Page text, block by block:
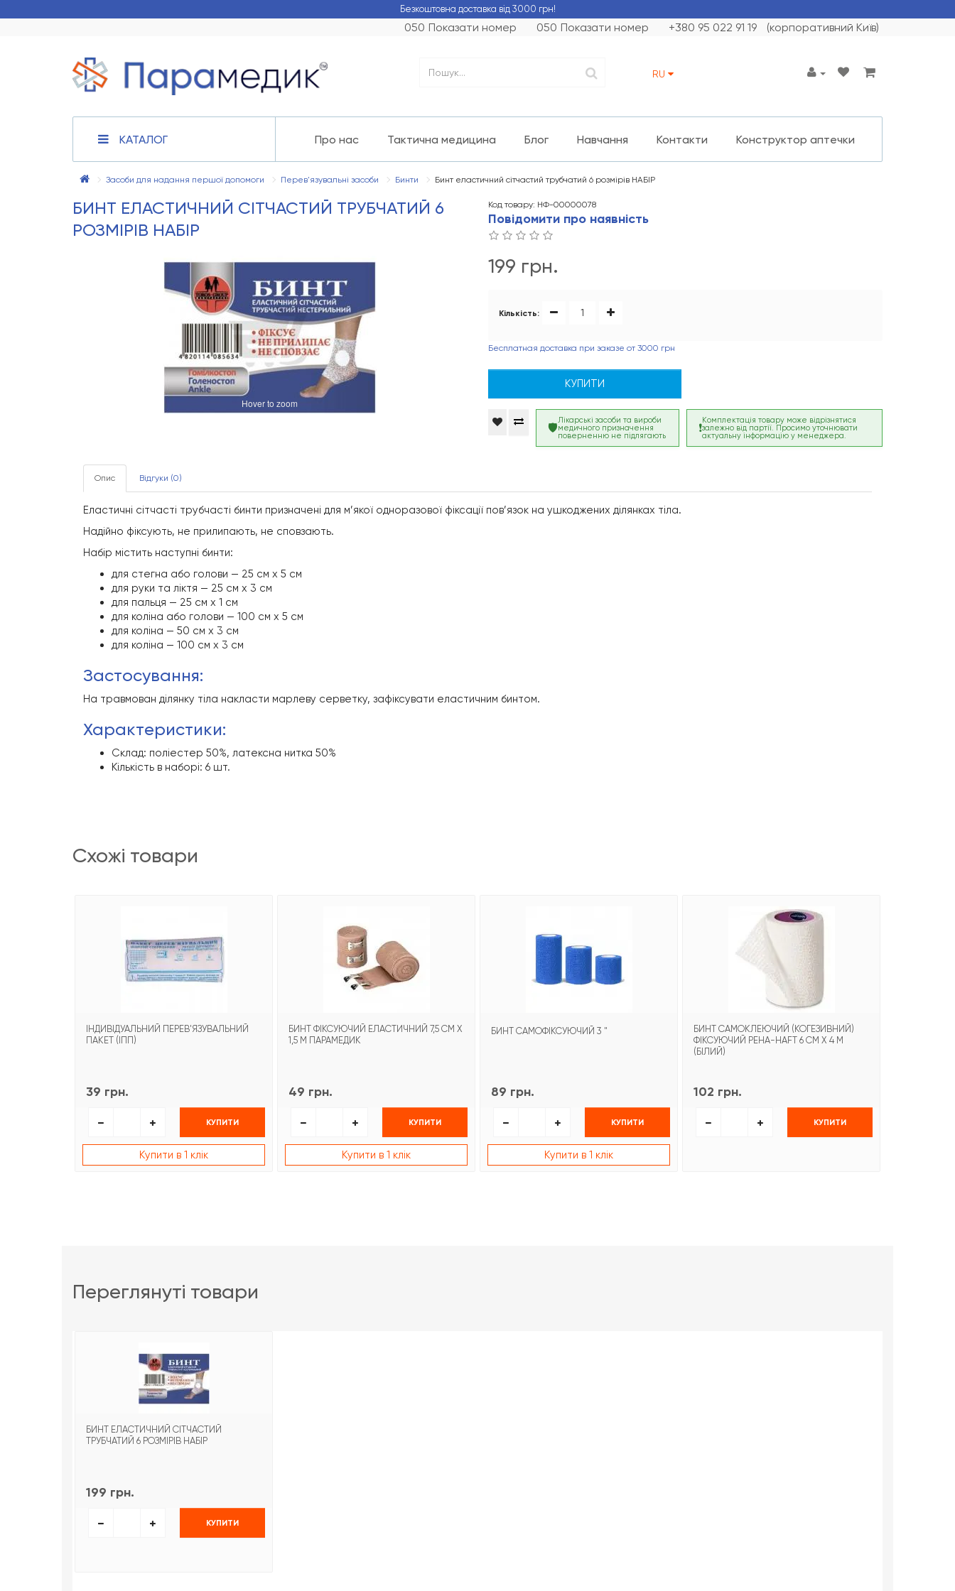
Безкоштовна доставка від 3000 грн!
050 Показати номер 050 Показати номер +380 95 022 91 19 (корпоративний Київ)
RU
КАТАЛОГ Про нас Тактична медицина Блог Навчання Контакти Конструктор аптечки
Засоби для надання першої допомоги Перев'язувальні засоби Бинти Бинт еластичний сітчастий трубчатий 6 розмірів НАБІР
БИНТ ЕЛАСТИЧНИЙ СІТЧАСТИЙ ТРУБЧАТИЙ 6
РОЗМІРІВ НАБІР
Hover to zoom
Код товару: НФ-00000078
Повідомити про наявність
199 грн.
Кількість:
Бесплатная доставка при заказе от 3000 грн
КУПИТИ
Лікарські засоби та вироби
медичного призначення
поверненню не підлягають
Комплектація товару може відрізнятися
залежно від партії. Просимо уточнювати
актуальну інформацію у менеджера.
Опис Відгуки (0)
Еластичні сітчасті трубчасті бинти призначені для м’якої одноразової фіксації пов’язок на ушкоджених ділянках тіла.
Надійно фіксують, не прилипають, не сповзають.
Набір містить наступні бинти:
для стегна або голови — 25 см х 5 см
для руки та ліктя — 25 см х 3 см
для пальця — 25 см х 1 см
для коліна або голови — 100 см х 5 см
для коліна — 50 см х 3 см
для коліна — 100 см х 3 см
застосування:
На травмован ділянку тіла накласти марлеву серветку, зафіксувати еластичним бинтом.
характеристики:
Склад: поліестер 50%, латексна нитка 50%
Кількість в наборі: 6 шт.
схожі товари
ІНДИВІДУАЛЬНИЙ ПЕРЕВ'ЯЗУВАЛЬНИЙ
ПАКЕТ (ІПП)
39 грн.
КУПИТИ
Купити в 1 клік
БИНТ ФІКСУЮЧИЙ ЕЛАСТИЧНИЙ 7,5 СМ Х
1,5 М ПАРАМЕДИК
49 грн.
КУПИТИ
Купити в 1 клік
БИНТ САМОФІКСУЮЧИЙ 3 "
89 грн.
КУПИТИ
Купити в 1 клік
БИНТ САМОКЛЕЮЧИЙ (КОГЕЗИВНИЙ)
ФІКСУЮЧИЙ PEHA-HAFT 6 СМ Х 4 М
(БІЛИЙ)
102 грн.
КУПИТИ
переглянуті товари
БИНТ ЕЛАСТИЧНИЙ СІТЧАСТИЙ
ТРУБЧАТИЙ 6 РОЗМІРІВ НАБІР
199 грн.
КУПИТИ